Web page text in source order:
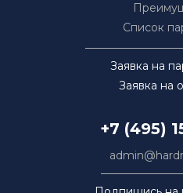
Список
Заявка на
Заявка на
+7 (495)